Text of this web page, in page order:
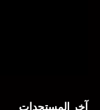
آخر المستجدات